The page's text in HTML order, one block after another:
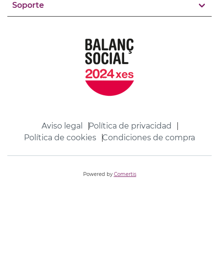
Soporte
Aviso legal
Política de privacidad
Política de cookies
Condiciones de compra
Powered byComertis